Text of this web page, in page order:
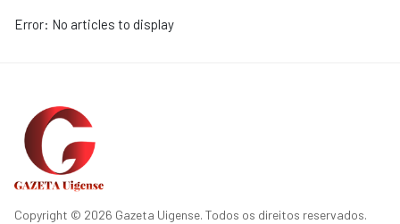
Error: No articles to display
Copyright © 2026 Gazeta Uigense. Todos os direitos reservados.